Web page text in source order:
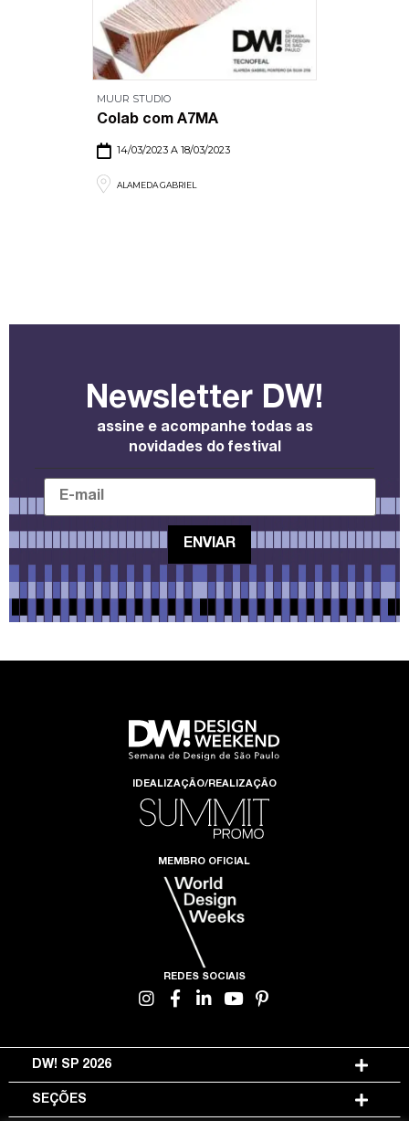
MUUR STUDIO
Colab com A7MA
14/03/2023 A 18/03/2023
ALAMEDA GABRIEL
Newsletter DW!
assine e acompanhe todas as
novidades do festival
IDEALIZAÇÃO/REALIZAÇÃO
MEMBRO OFICIAL
REDES SOCIAIS
DW! SP 2026
SEÇÕES